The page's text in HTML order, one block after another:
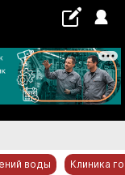
воды Клиника